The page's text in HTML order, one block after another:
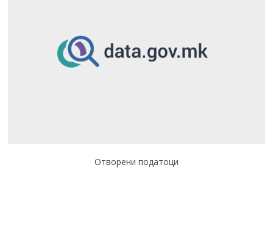
Отворени податоци